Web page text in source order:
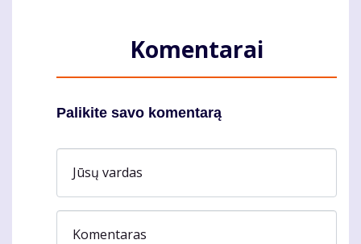
Komentarai
Palikite savo komentarą
Jūsų vardas
Komentaras